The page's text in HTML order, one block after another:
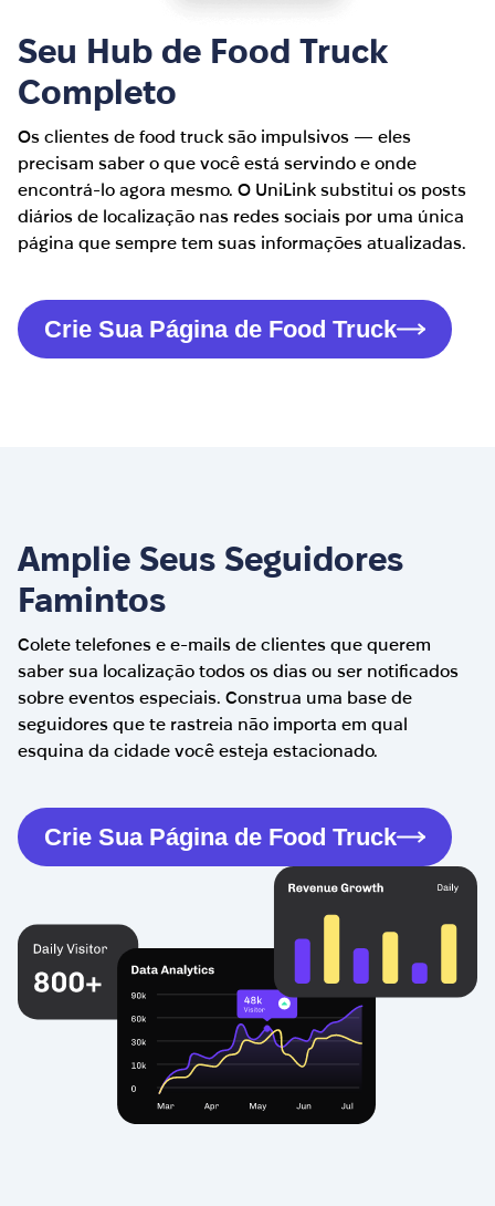
Seu Hub de Food Truck
Completo
Os clientes de food truck são impulsivos — eles
precisam saber o que você está servindo e onde
encontrá-lo agora mesmo. O UniLink substitui os posts
diários de localização nas redes sociais por uma única
página que sempre tem suas informações atualizadas.
Crie Sua Página de Food Truck
Amplie Seus Seguidores
Famintos
Colete telefones e e-mails de clientes que querem
saber sua localização todos os dias ou ser notificados
sobre eventos especiais. Construa uma base de
seguidores que te rastreia não importa em qual
esquina da cidade você esteja estacionado.
Crie Sua Página de Food Truck